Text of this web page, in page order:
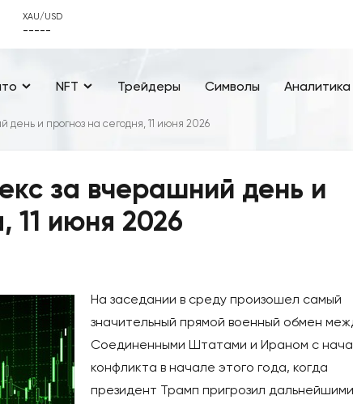
XAU/USD
-----
NFT Трейдеры Символы Аналитика
и прогноз на сегодня, 11 июня 2026
за вчерашний день и
11 июня 2026
На заседании в среду произошел самый
значительный прямой военный обмен
Соединенными Штатами и Ираном с
конфликта в начале этого года, когда
президент Трамп пригрозил дальнейшими